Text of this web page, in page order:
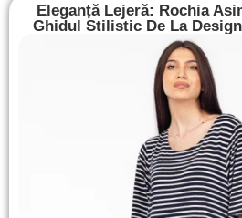
Eleganță Lejeră: Rochia
Ghidul Stilistic De La